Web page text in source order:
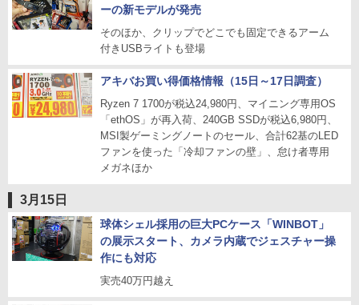
ーの新モデルが発売
そのほか、クリップでどこでも固定できるアーム
付きUSBライトも登場
アキバお買い得価格情報（15日～17日調査）
Ryzen 7 1700が税込24,980円、マイニング専用OS
「ethOS」が再入荷、240GB SSDが税込6,980円、
MSI製ゲーミングノートのセール、合計62基のLED
ファンを使った「冷却ファンの壁」、怠け者専用
メガネほか
3月15日
球体シェル採用の巨大PCケース「WINBOT」
の展示スタート、カメラ内蔵でジェスチャー操
作にも対応
実売40万円越え